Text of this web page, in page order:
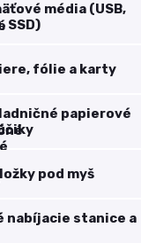
média (USB,
SSD)
fólie a karty
papierové
pod myš
nabíjacie stanice a